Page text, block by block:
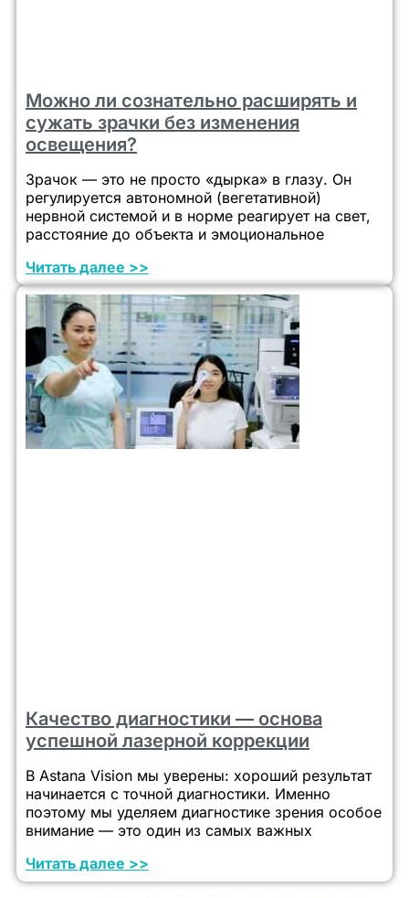
Можно ли сознательно расширять и
сужать зрачки без изменения
освещения?
Зрачок — это не просто «дырка» в глазу. Он
регулируется автономной (вегетативной)
нервной системой и в норме реагирует на свет,
расстояние до объекта и эмоциональное
Читать далее >>
Качество диагностики — основа
успешной лазерной коррекции
В Astana Vision мы уверены: хороший результат
начинается с точной диагностики. Именно
поэтому мы уделяем диагностике зрения особое
внимание — это один из самых важных
Читать далее >>